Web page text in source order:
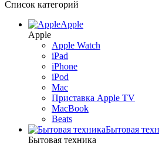
Список категорий
Apple
Apple
Apple Watch
iPad
iPhone
iPod
Mac
Приставка Apple TV
MacBook
Beats
Бытовая
Бытовая техника